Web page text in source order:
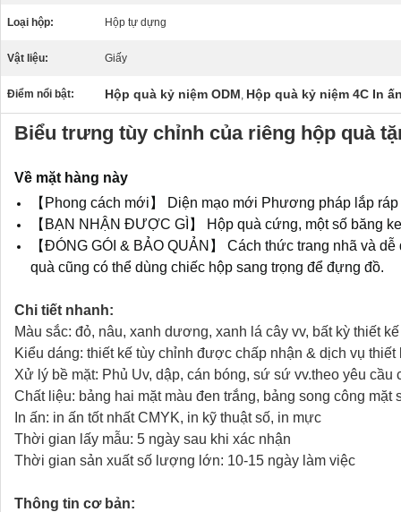
Loại hộp: Hộp tự dựng
Vật liệu: Giấy
Điểm nổi bật: Hộp quà kỷ niệm ODM, Hộp quà kỷ niệm 4C In
Biểu trưng tùy chỉnh của riêng hộp quà
Về mặt hàng này
【Phong cách mới】 Diện mạo mới Phương pháp lắp
【BẠN NHẬN ĐƯỢC GÌ】 Hộp quà cứng, một số băng
【ĐÓNG GÓI & BẢO QUẢN】 Cách thức trang nhã và
quà cũng có thể dùng chiếc hộp sang trọng để đựng đồ.
Chi tiết nhanh:
Màu sắc: đỏ, nâu, xanh dương, xanh lá cây vv, bất kỳ thiết
Kiểu dáng: thiết kế tùy chỉnh được chấp nhận & dịch vụ
Xử lý bề mặt: Phủ Uv, dập, cán bóng, sứ sứ vv.theo yêu cầu
Chất liệu: bảng hai mặt màu đen trắng, bảng song công
In ấn: in ấn tốt nhất CMYK, in kỹ thuật số, in mực
Thời gian lấy mẫu: 5 ngày sau khi xác nhận
Thời gian sản xuất số lượng lớn: 10-15 ngày làm việc
Thông tin cơ bản: